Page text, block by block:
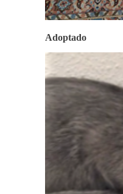
Adoptado